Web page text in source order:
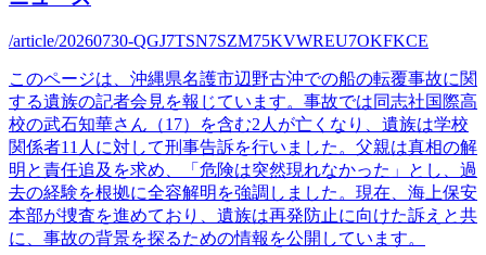
/article/20260730-QGJ7TSN7SZM75KVWREU7OKFKCE
このページは、沖縄県名護市辺野古沖での船の転覆事故に関
する遺族の記者会見を報じています。事故では同志社国際高
校の武石知華さん（17）を含む2人が亡くなり、遺族は学校
関係者11人に対して刑事告訴を行いました。父親は真相の解
明と責任追及を求め、「危険は突然現れなかった」とし、過
去の経験を根拠に全容解明を強調しました。現在、海上保安
本部が捜査を進めており、遺族は再発防止に向けた訴えと共
に、事故の背景を探るための情報を公開しています。